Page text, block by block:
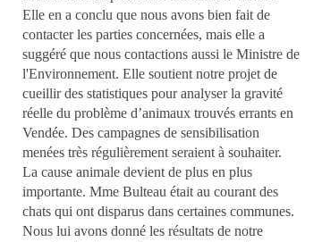
Elle en a conclu que nous avons bien fait de
contacter les parties concernées, mais elle a
suggéré que nous contactions aussi le Ministre de
l'Environnement. Elle soutient notre projet de
cueillir des statistiques pour analyser la gravité
réelle du problème d’animaux trouvés errants en
Vendée. Des campagnes de sensibilisation
menées très régulièrement seraient à souhaiter.
La cause animale devient de plus en plus
importante. Mme Bulteau était au courant des
chats qui ont disparus dans certaines communes.
Nous lui avons donné les résultats de notre